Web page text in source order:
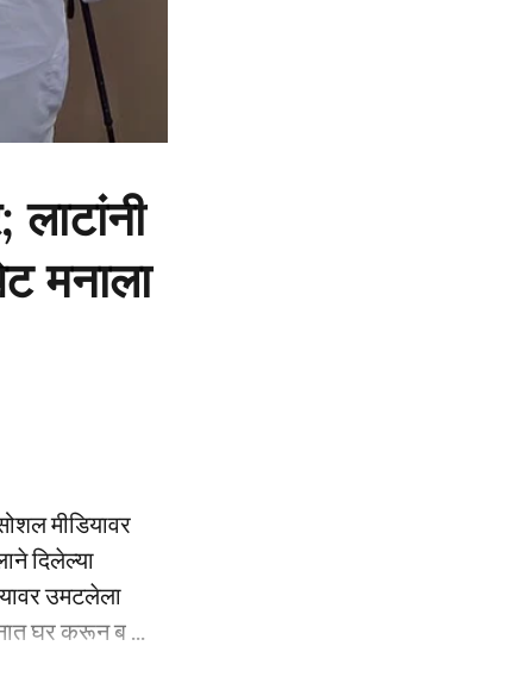
लाटांनी
मनाला
मीडियावर
दिलेल्या
उमटलेला
घर करून ब ...